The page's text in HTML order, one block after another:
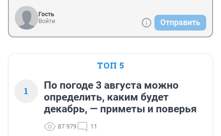
Гость
Войти
Отправить
ТОП 5
1
По погоде 3 августа можно
определить, каким будет
декабрь, — приметы и поверья
87 979 11